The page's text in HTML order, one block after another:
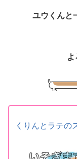
ユウくんと
くりんとラテの